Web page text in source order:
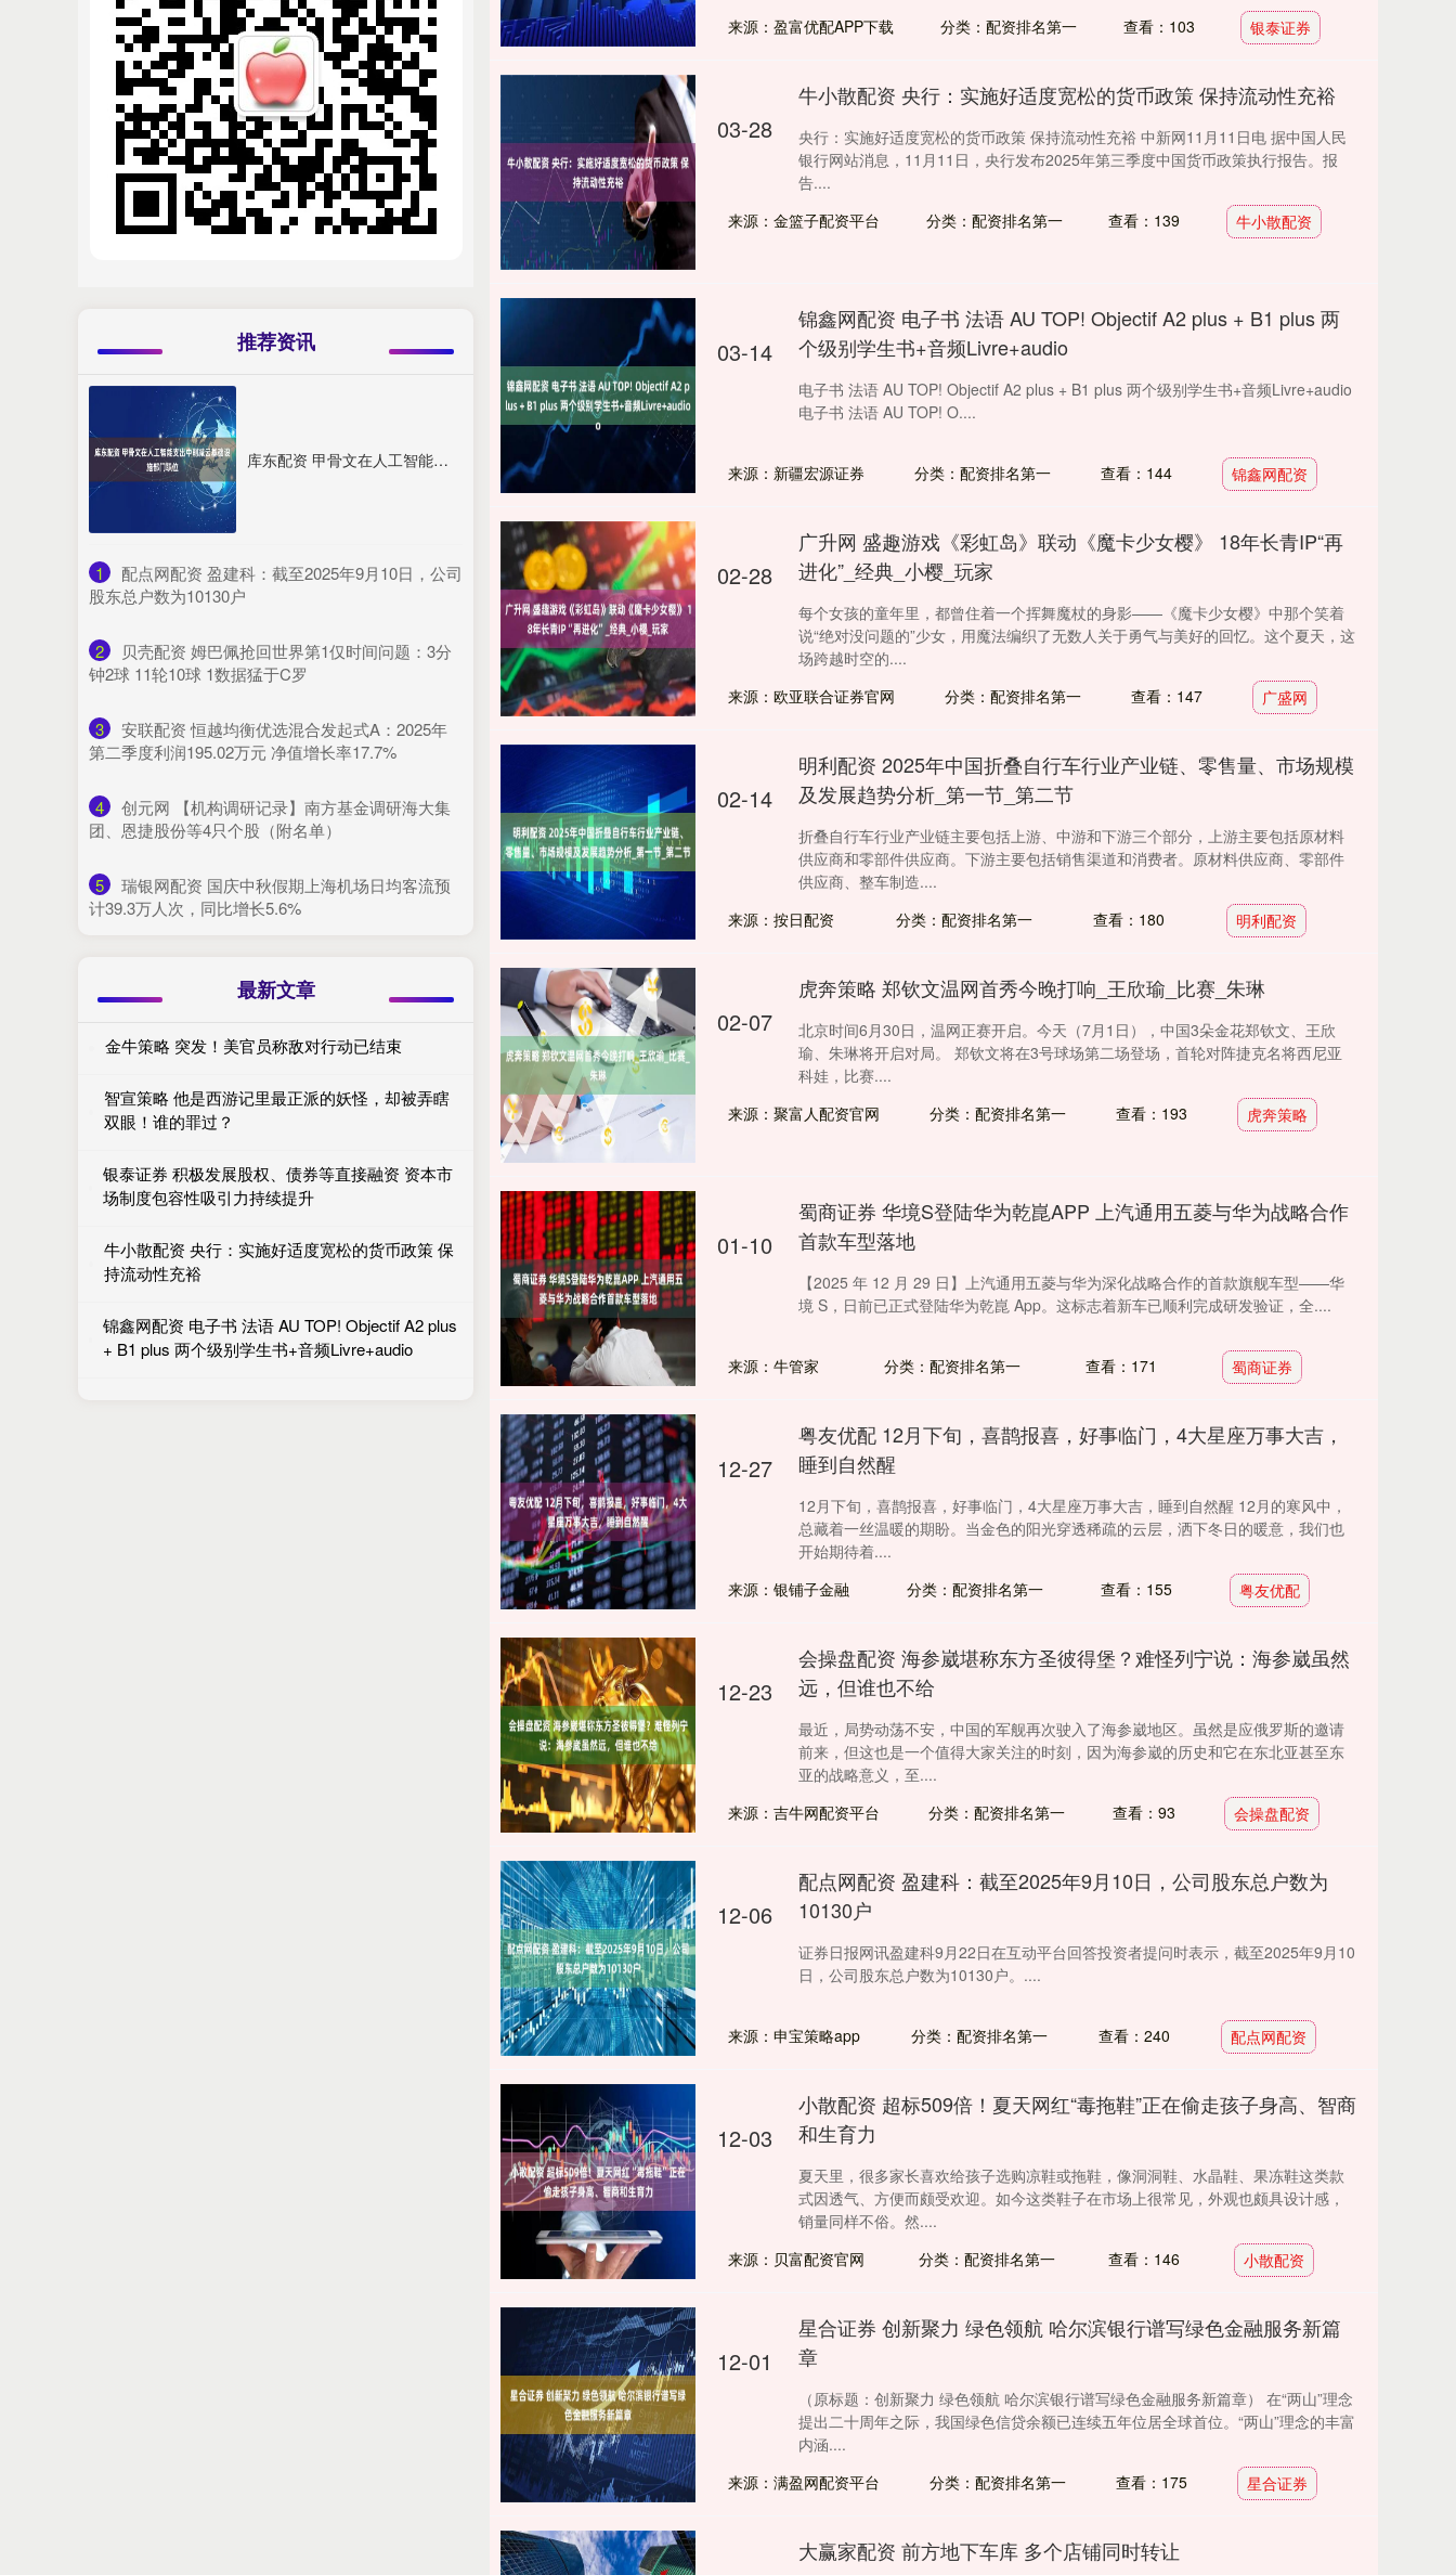
来源：盈富优配APP下载
分类：配资排名第一 查看：103 银泰证券
03-28
牛小散配资 央行：实施好适度宽松的货币政策 保持流动性充裕
央行：实施好适度宽松的货币政策 保持流动性充裕 中新网11月11日电 据中国人民
银行网站消息，11月11日，央行发布2025年第三季度中国货币政策执行报告。报
告....
来源：金篮子配资平台
分类：配资排名第一 查看：139 牛小散配资
03-14
锦鑫网配资 电子书 法语 AU TOP! Objectif A2 plus + B1 plus 两
个级别学生书+音频Livre+audio
电子书 法语 AU TOP! Objectif A2 plus + B1 plus 两个级别学生书+音频Livre+audio
电子书 法语 AU TOP! O....
来源：新疆宏源证券 分类：配资排名第一 查看：144 锦鑫网配资
02-28
广升网 盛趣游戏《彩虹岛》联动《魔卡少女樱》 18年长青IP“再
进化”_经典_小樱_玩家
每个女孩的童年里，都曾住着一个挥舞魔杖的身影——《魔卡少女樱》中那个笑着
说“绝对没问题的”少女，用魔法编织了无数人关于勇气与美好的回忆。这个夏天，这
场跨越时空的....
来源：欧亚联合证券官网
分类：配资排名第一 查看：147 广盛网
02-14
明利配资 2025年中国折叠自行车行业产业链、零售量、市场规模
及发展趋势分析_第一节_第二节
折叠自行车行业产业链主要包括上游、中游和下游三个部分，上游主要包括原材料
供应商和零部件供应商。下游主要包括销售渠道和消费者。原材料供应商、零部件
供应商、整车制造....
来源：按日配资
分类：配资排名第一 查看：180 明利配资
02-07
虎奔策略 郑钦文温网首秀今晚打响_王欣瑜_比赛_朱琳
北京时间6月30日，温网正赛开启。今天（7月1日），中国3朵金花郑钦文、王欣
瑜、朱琳将开启对局。 郑钦文将在3号球场第二场登场，首轮对阵捷克名将西尼亚
科娃，比赛....
来源：聚富人配资官网
分类：配资排名第一 查看：193 虎奔策略
01-10
蜀商证券 华境S登陆华为乾崑APP 上汽通用五菱与华为战略合作
首款车型落地
【2025 年 12 月 29 日】上汽通用五菱与华为深化战略合作的首款旗舰车型——华
境 S，日前已正式登陆华为乾崑 App。这标志着新车已顺利完成研发验证，全....
来源：牛管家 分类：配资排名第一 查看：171 蜀商证券
12-27
粤友优配 12月下旬，喜鹊报喜，好事临门，4大星座万事大吉，
睡到自然醒
12月下旬，喜鹊报喜，好事临门，4大星座万事大吉，睡到自然醒 12月的寒风中，
总藏着一丝温暖的期盼。当金色的阳光穿透稀疏的云层，洒下冬日的暖意，我们也
开始期待着....
来源：银铺子金融
分类：配资排名第一 查看：155 粤友优配
12-23
会操盘配资 海参崴堪称东方圣彼得堡？难怪列宁说：海参崴虽然
远，但谁也不给
最近，局势动荡不安，中国的军舰再次驶入了海参崴地区。虽然是应俄罗斯的邀请
前来，但这也是一个值得大家关注的时刻，因为海参崴的历史和它在东北亚甚至东
亚的战略意义，至....
来源：吉牛网配资平台
分类：配资排名第一 查看：93 会操盘配资
12-06
配点网配资 盈建科：截至2025年9月10日，公司股东总户数为
10130户
证券日报网讯盈建科9月22日在互动平台回答投资者提问时表示，截至2025年9月10
日，公司股东总户数为10130户。....
来源：申宝策略app 分类：配资排名第一 查看：240 配点网配资
12-03
小散配资 超标509倍！夏天网红“毒拖鞋”正在偷走孩子身高、智商
和生育力
夏天里，很多家长喜欢给孩子选购凉鞋或拖鞋，像洞洞鞋、水晶鞋、果冻鞋这类款
式因透气、方便而颇受欢迎。如今这类鞋子在市场上很常见，外观也颇具设计感，
销量同样不俗。然....
来源：贝富配资官网
分类：配资排名第一 查看：146 小散配资
12-01
星合证券 创新聚力 绿色领航 哈尔滨银行谱写绿色金融服务新篇
章
（原标题：创新聚力 绿色领航 哈尔滨银行谱写绿色金融服务新篇章） 在“两山”理念
提出二十周年之际，我国绿色信贷余额已连续五年位居全球首位。“两山”理念的丰富
内涵....
来源：满盈网配资平台
分类：配资排名第一 查看：175 星合证券
大赢家配资 前方地下车库 多个店铺同时转让
推荐资讯
库东配资 甲骨文在人工智能支出中削减云基础设施部门职位
1
​配点网配资 盈建科：截至2025年9月10日，公司
股东总户数为10130户
2
​贝壳配资 姆巴佩抢回世界第1仅时间问题：3分
钟2球 11轮10球 1数据猛于C罗
3
​安联配资 恒越均衡优选混合发起式A：2025年
第二季度利润195.02万元 净值增长率17.7%
4
​创元网 【机构调研记录】南方基金调研海大集
团、恩捷股份等4只个股（附名单）
5
​瑞银网配资 国庆中秋假期上海机场日均客流预
计39.3万人次，同比增长5.6%
最新文章
金牛策略 突发！美官员称敌对行动已结束
智宣策略 他是西游记里最正派的妖怪，却被弄瞎
双眼！谁的罪过？
银泰证券 积极发展股权、债券等直接融资 资本市
场制度包容性吸引力持续提升
牛小散配资 央行：实施好适度宽松的货币政策 保
持流动性充裕
锦鑫网配资 电子书 法语 AU TOP! Objectif A2 plus
+ B1 plus 两个级别学生书+音频Livre+audio